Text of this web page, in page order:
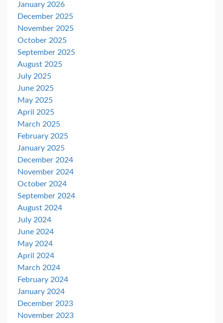
January 2026
December 2025
November 2025
October 2025
September 2025
August 2025
July 2025
June 2025
May 2025
April 2025
March 2025
February 2025
January 2025
December 2024
November 2024
October 2024
September 2024
August 2024
July 2024
June 2024
May 2024
April 2024
March 2024
February 2024
January 2024
December 2023
November 2023